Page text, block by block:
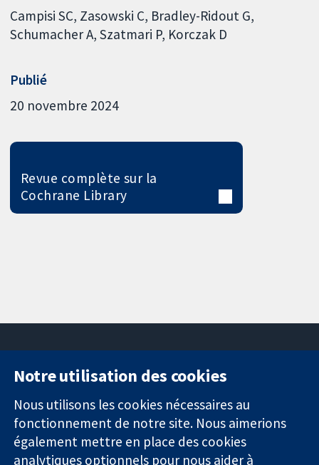
Campisi SC Zasowski C Bradley-Ridout G
Schumacher A Szatmari P Korczak D
Publié
20 novembre 2024
Revue complète sur la
Cochrane Library
Des données
probantes.
Des décisions
éclairées.
11-13 Cavendish
Square
Londres
W1G0AN
Royaume-Uni
nous
Actualités
Service de
presse
Notre utilisation des cookies
Nous utilisons les cookies nécessaires au
fonctionnement de notre site. Nous aimerions
également mettre en place des cookies
analytiques optionnels pour nous aider à